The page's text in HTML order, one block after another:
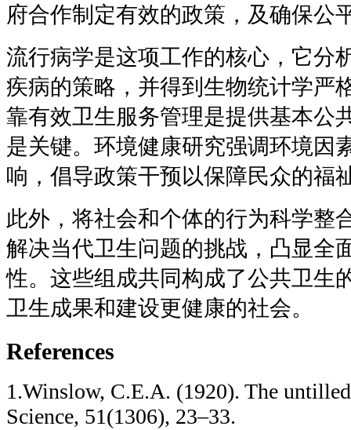
府合作制定有效的政策，及确保公
流行病学是这项工作的核心，它分
疾病的策略，并得到生物统计学严
靠有效卫生服务管理是提供基本公
是关键。环境健康研究强调环境因
响，倡导政策干预以保障民众的福
此外，将社会和个体的行为科学整
解决当代卫生问题的挑战，凸显全
性。这些组成共同构成了公共卫生
卫生成果和建设更健康的社会。
References
1.Winslow, C.E.A. (1920). The
Science, 51(1306), 23–33.